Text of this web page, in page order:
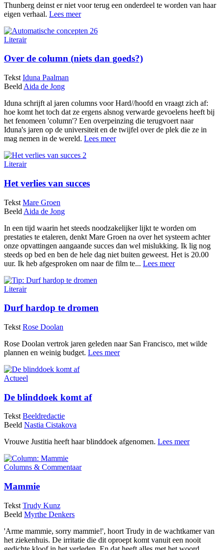
Thunberg deinst er niet voor terug een onderdeel te worden van haar
eigen verhaal. Lees meer
Literair
Over de column (niets dan goeds?)
Tekst Iduna Paalman
Beeld Aida de Jong
Iduna schrijft al jaren columns voor Hard//hoofd en vraagt zich af:
hoe komt het toch dat ze ergens alsnog verwarde gevoelens heeft bij
het fenomeen 'column'? Een overpeinzing die terugvoert naar
Iduna's jaren op de universiteit en de twijfel over de plek die ze in
mag nemen in de wereld. Lees meer
Literair
Het verlies van succes
Tekst Mare Groen
Beeld Aida de Jong
In een tijd waarin het steeds noodzakelijker lijkt te worden om
prestaties te etaleren, denkt Mare Groen na over het systeem achter
onze opvattingen aangaande succes dan wel mislukking. Ik lig nog
steeds op bed en ben de hele dag niet buiten geweest. Het is 20.00
uur. Ik heb afgesproken om naar de film te... Lees meer
Literair
Durf hardop te dromen
Tekst Rose Doolan
Rose Doolan vertrok jaren geleden naar San Francisco, met wilde
plannen en weinig budget. Lees meer
Actueel
De blinddoek komt af
Tekst Beeldredactie
Beeld Nastia Cistakova
Vrouwe Justitia heeft haar blinddoek afgenomen. Lees meer
Columns & Commentaar
Mammie
Tekst Trudy Kunz
Beeld Myrthe Denkers
'Arme mammie, sorry mammie!', hoort Trudy in de wachtkamer van
het ziekenhuis. De irritatie die dit oproept komt vanuit een nooit